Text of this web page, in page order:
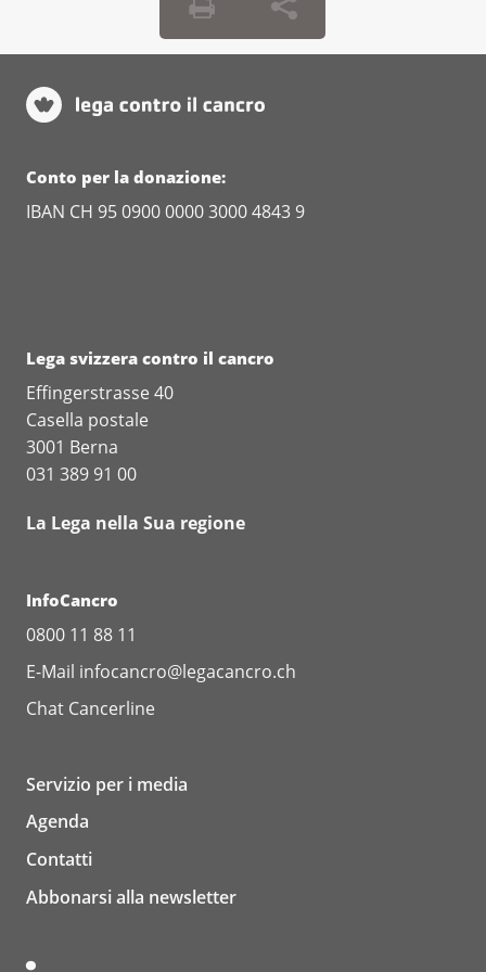
Questo opuscolo fa parte della cartella
previdenziale, che può ordinare qui.
designa una persona che La
rappresenti legalmente qualora non
decisioni autonomamente. Questa
persona potrà, ad esempio, firmare
Questo opuscolo fa parte della cartella
Conto per la donazione:
IBAN CH 95 0900 0000 3000 4843 9
Lega svizzera contro il cancro
Effingerstrasse 40
Casella postale
3001 Berna
031 389 91 00
La Lega nella Sua regione
InfoCancro
0800 11 88 11
E-Mail infocancro@legacancro.ch
Chat Cancerline
Servizio per i media
Agenda
Contatti
Abbonarsi alla newsletter